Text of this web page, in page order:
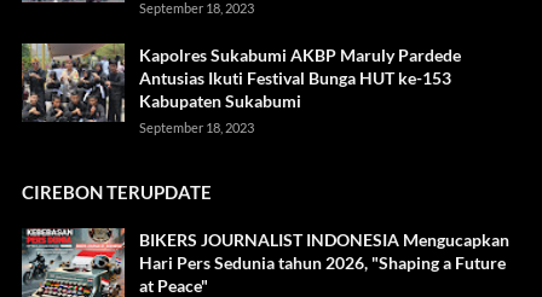
September 18, 2023
Kapolres Sukabumi AKBP Maruly Pardede
Antusias Ikuti Festival Bunga HUT ke-153
Kabupaten Sukabumi
September 18, 2023
CIREBON TERUPDATE
BIKERS JOURNALIST INDONESIA Mengucapkan
Hari Pers Sedunia tahun 2026, "Shaping a Future
at Peace"